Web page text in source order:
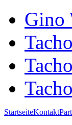
Gino
StartseiteKontakt